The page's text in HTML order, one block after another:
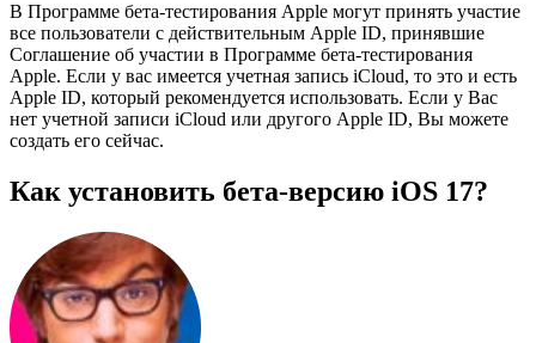
В Программе бета‑тестирования Apple могут принять участие
все пользователи с действительным Apple ID, принявшие
Соглашение об участии в Программе бета‑тестирования
Apple. Если у вас имеется учетная запись iCloud, то это и есть
Apple ID, который рекомендуется использовать. Если у Вас
нет учетной записи iCloud или другого Apple ID, Вы можете
создать его сейчас.
Как установить бета-версию iOS 17?